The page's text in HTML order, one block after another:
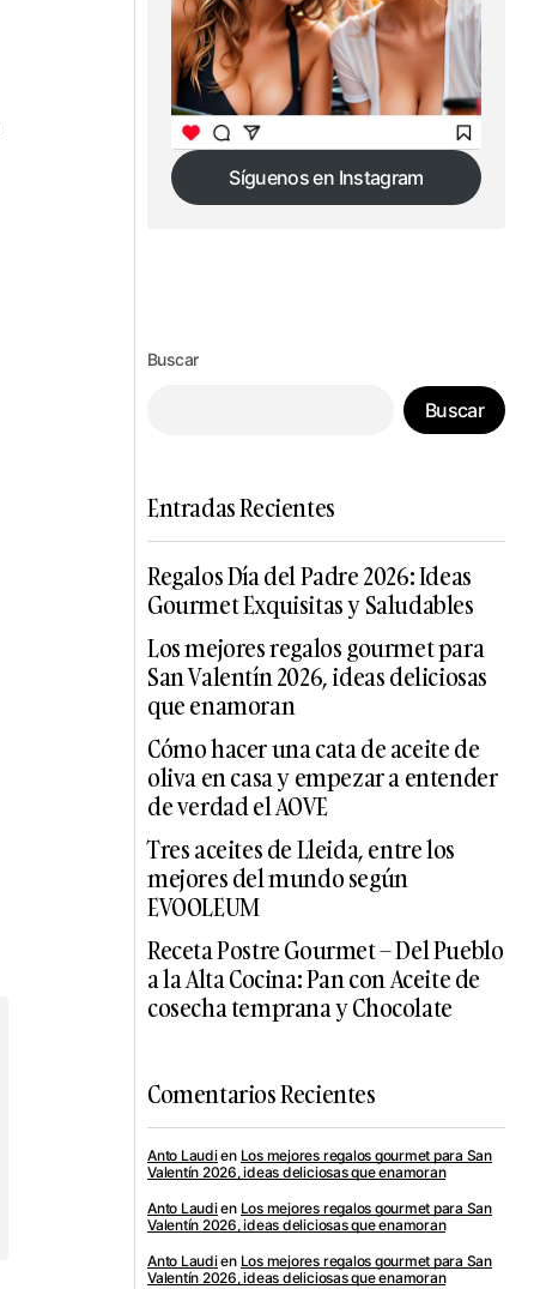
Síguenos en Instagram
Síguenos en Instagram
Buscar
Buscar
Entradas Recientes
Regalos Día del Padre 2026: Ideas
Gourmet Exquisitas y Saludables
Los mejores regalos gourmet para
San Valentín 2026, ideas deliciosas
que enamoran
Cómo hacer una cata de aceite de
oliva en casa y empezar a entender
de verdad el AOVE
Tres aceites de Lleida, entre los
mejores del mundo según
EVOOLEUM
Receta Postre Gourmet – Del Pueblo
a la Alta Cocina: Pan con Aceite de
cosecha temprana y Chocolate
Comentarios Recientes
Anto Laudien Los mejores regalos gourmet para San
Valentín 2026, ideas deliciosas que enamoran
Anto Laudien Los mejores regalos gourmet para San
Valentín 2026, ideas deliciosas que enamoran
Anto Laudien Los mejores regalos gourmet para San
Valentín 2026, ideas deliciosas que enamoran